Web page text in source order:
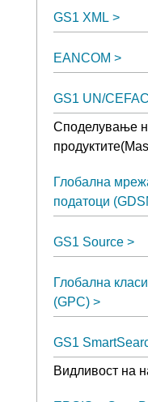
GS1 XML
EANCOM
GS1 UN/
Споделување
Глобална
податоци
GS1 Source
Глобална
(GPC)
GS1
Видливост на